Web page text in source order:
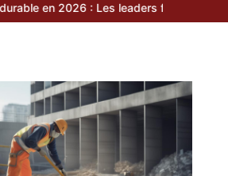
leaders français du recyclage et du